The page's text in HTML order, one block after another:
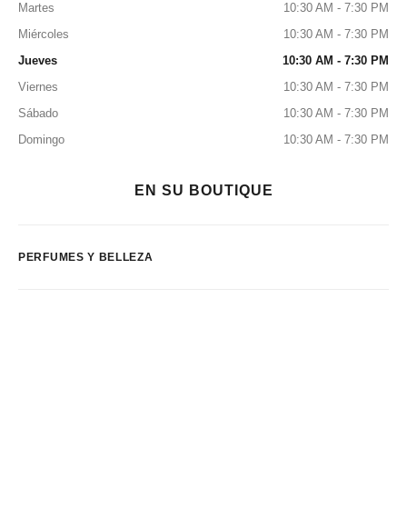
Martes
10:30 AM - 7:30 PM
Miércoles
10:30 AM - 7:30 PM
Jueves
10:30 AM - 7:30 PM
Viernes
10:30 AM - 7:30 PM
Sábado
10:30 AM - 7:30 PM
Domingo
10:30 AM - 7:30 PM
EN SU BOUTIQUE
PERFUMES Y BELLEZA